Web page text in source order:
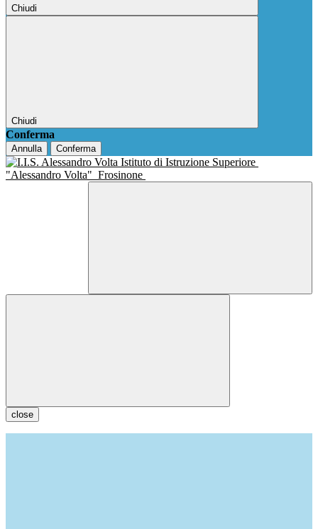
Chiudi
Chiudi
Conferma
Annulla Conferma
Istituto di Istruzione Superiore
"Alessandro Volta" Frosinone
close